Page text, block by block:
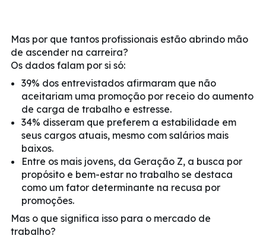
Mas por que tantos profissionais estão abrindo mão
de ascender na carreira?
Os dados falam por si só:
39% dos entrevistados afirmaram que não
aceitariam uma promoção por receio do aumento
de carga de trabalho e estresse.
34% disseram que preferem a estabilidade em
seus cargos atuais, mesmo com salários mais
baixos.
Entre os mais jovens, da Geração Z, a busca por
propósito e bem-estar no trabalho se destaca
como um fator determinante na recusa por
promoções.
Mas o que significa isso para o mercado de
trabalho?